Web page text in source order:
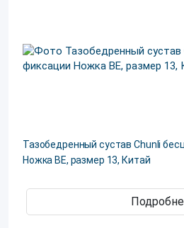
Тазобедренный сустав Chunli
Ножка ВЕ, размер 13, Китай